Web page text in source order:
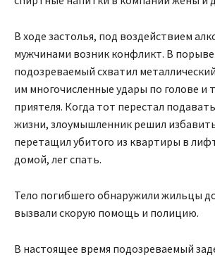
В ходе застолья, под воздействием
мужчинами возник конфликт. В порыве
подозреваемый схватил
им многочисленные удары по голове и
приятеля. Когда тот перестал
жизни, злоумышленник решил
перетащил убитого из квартиры в
домой, лег спать.
Тело погибшего обнаружили жильцы
вызвали скорую помощь и полицию.
В настоящее время подозреваемый